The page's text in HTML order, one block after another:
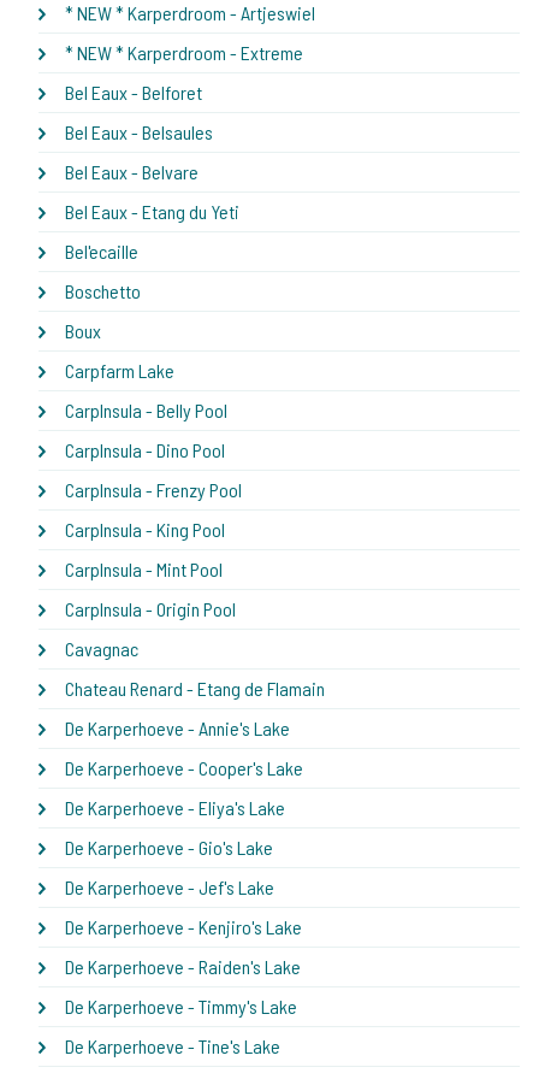
* NEW * Karperdroom - Artjeswiel
* NEW * Karperdroom - Extreme
Bel Eaux - Belforet
Bel Eaux - Belsaules
Bel Eaux - Belvare
Bel Eaux - Etang du Yeti
Bel'ecaille
Boschetto
Boux
Carpfarm Lake
CarpInsula - Belly Pool
CarpInsula - Dino Pool
CarpInsula - Frenzy Pool
CarpInsula - King Pool
CarpInsula - Mint Pool
CarpInsula - Origin Pool
Cavagnac
Chateau Renard - Etang de Flamain
De Karperhoeve - Annie's Lake
De Karperhoeve - Cooper's Lake
De Karperhoeve - Eliya's Lake
De Karperhoeve - Gio's Lake
De Karperhoeve - Jef's Lake
De Karperhoeve - Kenjiro's Lake
De Karperhoeve - Raiden's Lake
De Karperhoeve - Timmy's Lake
De Karperhoeve - Tine's Lake